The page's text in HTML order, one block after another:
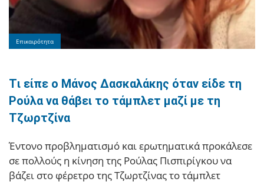
Επικαιρότητα
Tι είπε ο Μάνος Δασκαλάκης όταν είδε τη
Ρούλα να θάβει το τάμπλετ μαζί με τη
Τζωρτζίνα
Έντονο προβληματισμό και ερωτηματικά προκάλεσε
σε πολλούς η κίνηση της Ρούλας Πισπιρίγκου να
βάζει στο φέρετρο της Τζωρτζίνας το τάμπλετ